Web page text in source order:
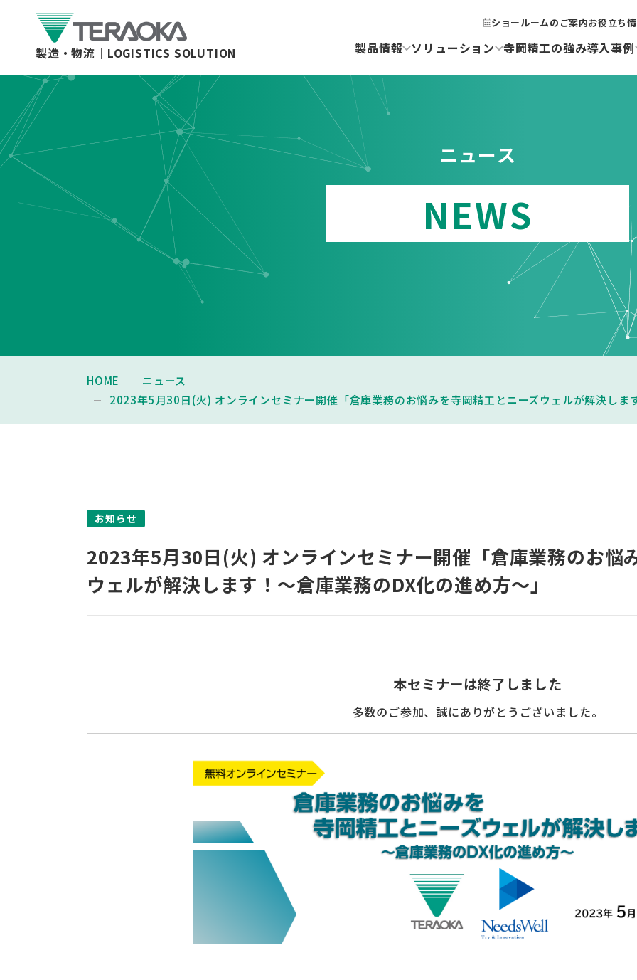
製造・物流｜ LOGISTICS SOLUTION
ショールームのご案内お役立ち
製品情報 ソリューション 寺岡精工の強み導入事例
ニュース
NEWS
HOME
ニュース
2023年5月30日(火) オンラインセミナー開催「倉庫業務のお悩みを寺岡精工とニーズウェルが解決しま
お知らせ
2023年5月30日(火) オンラインセミナー開催「倉庫業務のお悩
ウェルが解決します！～倉庫業務のDX化の進め方～」
本セミナーは終了しました
多数のご参加、誠にありがとうございました。